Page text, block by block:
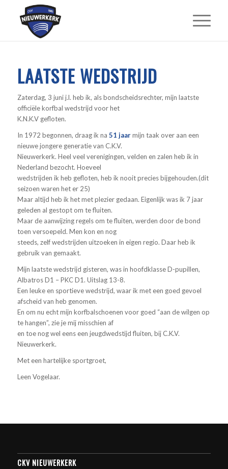
LAATSTE WEDSTRIJD
Zaterdag, 3 juni j.l. heb ik, als bondscheidsrechter, mijn laatste
officiële korfbal wedstrijd voor het
K.N.K.V gefloten.
In 1972 begonnen, draag ik na 51 jaarmijn taak over aan een
nieuwe jongere generatie van C.K.V.
Nieuwerkerk. Heel veel verenigingen, velden en zalen heb ik in
Nederland bezocht. Hoeveel
wedstrijden ik heb gefloten, heb ik nooit precies bijgehouden.(dit
seizoen waren het er 25)
Maar altijd heb ik het met plezier gedaan. Eigenlijk was ik 7 jaar
geleden al gestopt om te fluiten.
Maar de aanwijzing regels om te fluiten, werden door de bond
toen versoepeld. Men kon en nog
steeds, zelf wedstrijden uitzoeken in eigen regio. Daar heb ik
gebruik van gemaakt.
Mijn laatste wedstrijd gisteren, was in hoofdklasse D-pupillen,
Albatros D1 – PKC D1. Uitslag 13-8.
Een leuke en sportieve wedstrijd, waar ik met een goed gevoel
afscheid van heb genomen.
En om nu echt mijn korfbalschoenen voor goed “aan de wilgen op
te hangen”, zie je mij misschien af
en toe nog wel eens een jeugdwedstijd fluiten, bij C.K.V.
Nieuwerkerk.
Met een hartelijke sportgroet,
Leen Vogelaar.
CKV NIEUWERKERK